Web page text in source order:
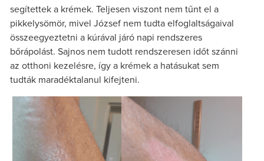
segítettek a krémek. Teljesen viszont nem tűnt el a
pikkelysömör, mivel József nem tudta elfoglaltságaival
összeegyeztetni a kúrával járó napi rendszeres
bőrápolást. Sajnos nem tudott rendszeresen időt szánni
az otthoni kezelésre, így a krémek a hatásukat sem
tudták maradéktalanul kifejteni.